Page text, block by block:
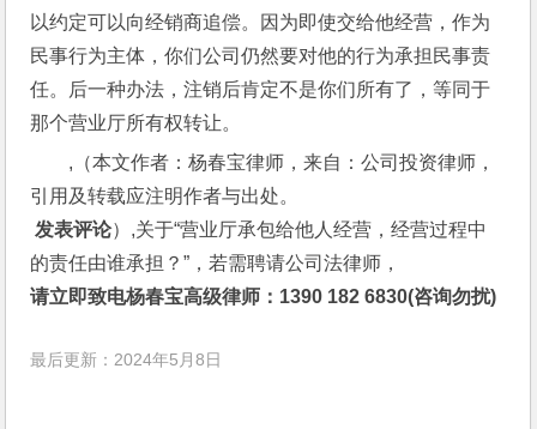
以约定可以向经销商追偿。因为即使交给他经营，作为
民事行为主体，你们公司仍然要对他的行为承担民事责
任。后一种办法，注销后肯定不是你们所有了，等同于
那个营业厅所有权转让。
,（本文作者：杨春宝律师，来自：公司投资律师，
引用及转载应注明作者与出处。
发表评论）,关于“营业厅承包给他人经营，经营过程中
的责任由谁承担？”，若需聘请公司法律师，
请立即致电杨春宝高级律师：1390 182 6830(咨询勿扰)
最后更新：2024年5月8日